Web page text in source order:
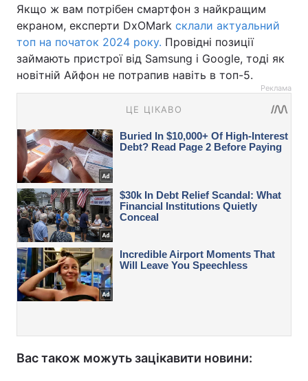
Якщо ж вам потрібен смартфон з найкращим
екраном, експерти DxOMark склали актуальний
топ на початок 2024 року. Провідні позиції
займають пристрої від Samsung і Google, тоді як
новітній Айфон не потрапив навіть в топ-5.
Реклама
Вас також можуть зацікавити новини: